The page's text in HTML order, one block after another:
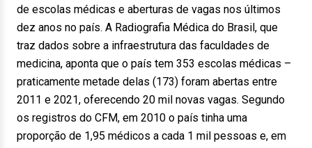
de escolas médicas e aberturas de vagas nos últimos
dez anos no país. A Radiografia Médica do Brasil, que
traz dados sobre a infraestrutura das faculdades de
medicina, aponta que o país tem 353 escolas médicas –
praticamente metade delas (173) foram abertas entre
2011 e 2021, oferecendo 20 mil novas vagas. Segundo
os registros do CFM, em 2010 o país tinha uma
proporção de 1,95 médicos a cada 1 mil pessoas e, em